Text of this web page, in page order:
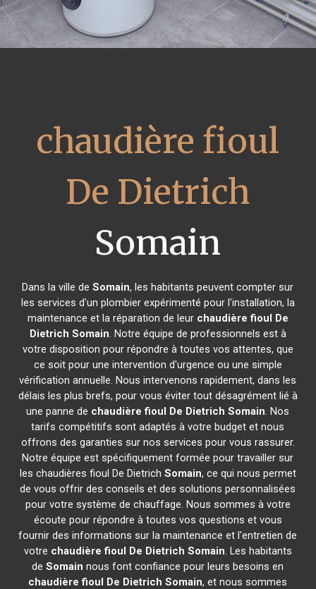
chaudière fioul
De Dietrich
Somain
Dans la ville deSomain, les habitants peuvent compter sur
les services d'un plombier expérimenté pour l'installation, la
maintenance et la réparation de leur chaudière fioul De
Dietrich Somain. Notre équipe de professionnels est à
votre disposition pour répondre à toutes vos attentes, que
ce soit pour une intervention d'urgence ou une simple
vérification annuelle. Nous intervenons rapidement, dans les
délais les plus brefs, pour vous éviter tout désagrément lié à
une panne de chaudière fioul De Dietrich Somain. Nos
tarifs compétitifs sont adaptés à votre budget et nous
offrons des garanties sur nos services pour vous rassurer.
Notre équipe est spécifiquement formée pour travailler sur
les chaudières fioul De Dietrich Somain, ce qui nous permet
de vous offrir des conseils et des solutions personnalisées
pour votre système de chauffage. Nous sommes à votre
écoute pour répondre à toutes vos questions et vous
fournir des informations sur la maintenance et l'entretien de
votre chaudière fioul De Dietrich Somain. Les habitants
deSomain nous font confiance pour leurs besoins en
chaudière fioul De Dietrich Somain, et nous sommes